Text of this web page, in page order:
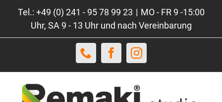
Tel.: +49 (0) 241 - 95 78 99 23 | MO - FR 9 -15:00
Uhr, SA 9 - 13 Uhr und nach Vereinbarung
TelefonFacebookInstagram